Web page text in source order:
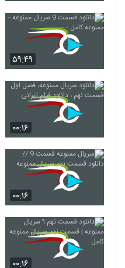
۵۹:۴۹
۰۰:۱۶
۰۰:۱۶
۰۰:۱۶